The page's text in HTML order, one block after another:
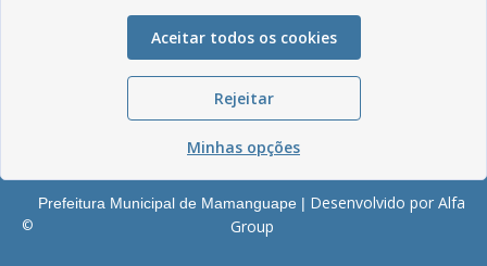
Glossário
Serviços Internos
©
Prefeitura Municipal de Mamanguape | Desenvolvido por Alfa
Group
Aceitar todos os cookies
Rejeitar
Minhas opções